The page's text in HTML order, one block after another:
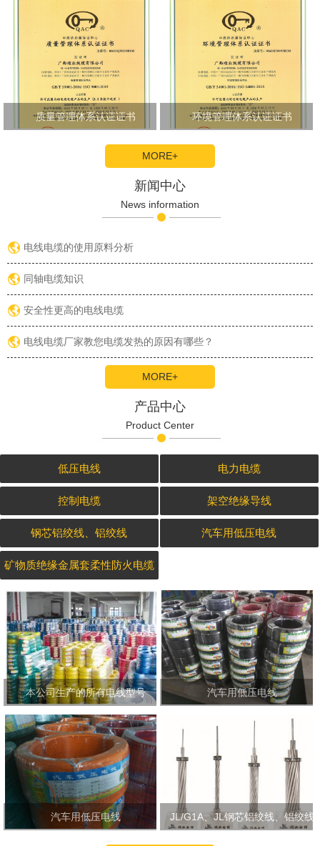
质量管理体系认证证书 环境管理体系认证证书
MORE+
新闻中心
News information
电线电缆的使用原料分析
同轴电缆知识
安全性更高的电线电缆
电线电缆厂家教您电缆发热的原因有哪些？
MORE+
产品中心
Product Center
低压电线 电力电缆
控制电缆 架空绝缘导线
钢芯铝绞线、铝绞线 汽车用低压电线
矿物质绝缘金属套柔性防火电缆
本公司生产的所有电线型号 汽车用低压电线
汽车用低压电线 JL/G1A、JL钢芯铝绞线、铝绞线